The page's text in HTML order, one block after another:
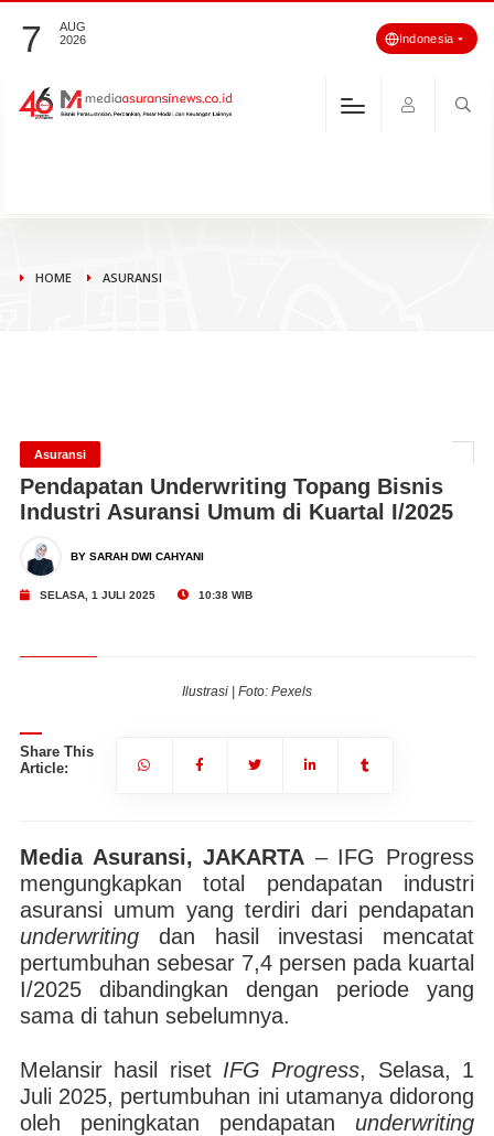
7
AUG
2026
Indonesia
HOME ASURANSI
Asuransi
Pendapatan Underwriting Topang Bisnis
Industri Asuransi Umum di Kuartal I/2025
BY SARAH DWI CAHYANI
SELASA, 1 JULI 2025 10:38 WIB
Ilustrasi | Foto: Pexels
Share This
Article:
Media Asuransi, JAKARTA – IFG Progress
mengungkapkan total pendapatan industri
asuransi umum yang terdiri dari pendapatan
underwritingdan hasil investasi mencatat
pertumbuhan sebesar 7,4 persen pada kuartal
I/2025 dibandingkan dengan periode yang
sama di tahun sebelumnya.
Melansir hasil riset IFG Progress, Selasa, 1
Juli 2025, pertumbuhan ini utamanya didorong
oleh peningkatan pendapatan underwriting